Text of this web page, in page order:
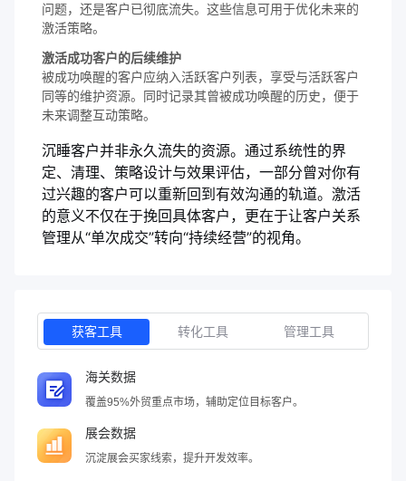
问题，还是客户已彻底流失。这些信息可用于优化未来的
激活策略。
激活成功客户的后续维护
被成功唤醒的客户应纳入活跃客户列表，享受与活跃客户
同等的维护资源。同时记录其曾被成功唤醒的历史，便于
未来调整互动策略。
沉睡客户并非永久流失的资源。通过系统性的界
定、清理、策略设计与效果评估，一部分曾对你有
过兴趣的客户可以重新回到有效沟通的轨道。激活
的意义不仅在于挽回具体客户，更在于让客户关系
管理从“单次成交”转向“持续经营”的视角。
获客工具 转化工具 管理工具
海关数据
覆盖95%外贸重点市场，辅助定位目标客户。
展会数据
沉淀展会买家线索，提升开发效率。